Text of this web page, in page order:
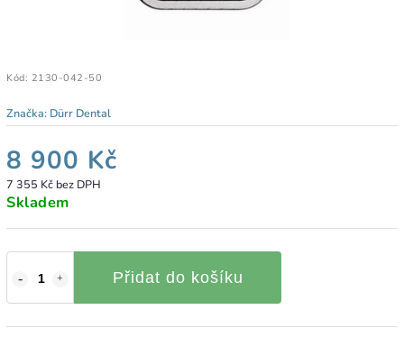
Kód: 2130-042-50
Značka: Dürr Dental
8 900 Kč
7 355 Kč bez DPH
Skladem
Přidat do košíku